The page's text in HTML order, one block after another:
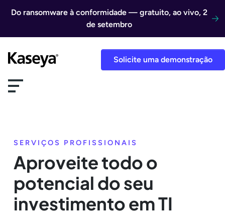
Do ransomware à conformidade — gratuito, ao vivo, 2
de setembro
Solicite uma demonstração
SERVIÇOS PROFISSIONAIS
Aproveite todo o
potencial do seu
investimento em TI